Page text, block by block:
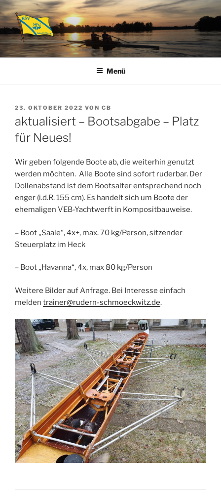
Zum
Inhalt
springen
ESV SCHMÖCKWITZ E.V.
Abteilung Rudern
Menü
VERÖFFENTLICHT
AM
23. OKTOBER 2022 VON CB
aktualisiert – Bootsabgabe – Platz
für Neues!
Wir geben folgende Boote ab, die weiterhin genutzt
werden möchten. Alle Boote sind sofort ruderbar. Der
Dollenabstand ist dem Bootsalter entsprechend noch
enger (i.d.R. 155 cm). Es handelt sich um Boote der
ehemaligen VEB-Yachtwerft in Kompositbauweise.
– Boot „Saale“, 4x+, max. 70 kg/Person, sitzender
Steuerplatz im Heck
– Boot „Havanna“, 4x, max 80 kg/Person
Weitere Bilder auf Anfrage. Bei Interesse einfach
melden trainer@rudern-schmoeckwitz.de.